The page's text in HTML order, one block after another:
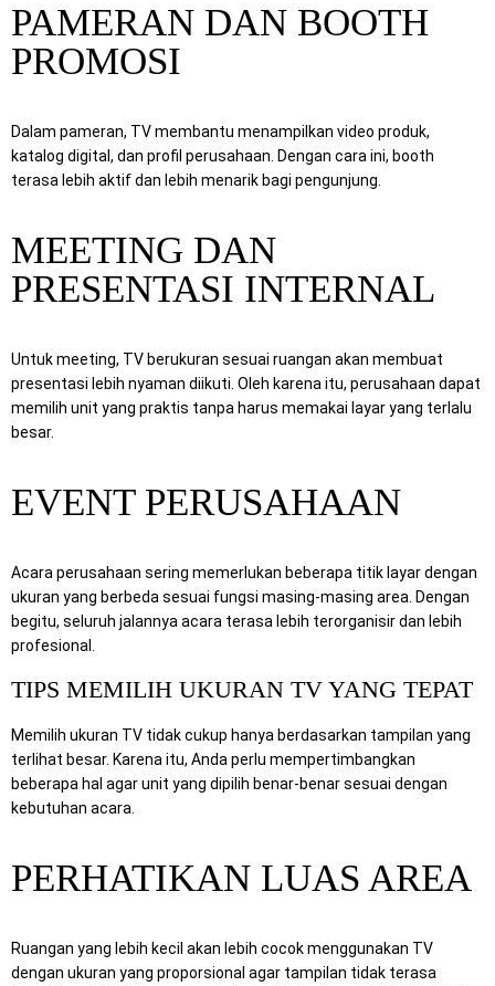
PAMERAN DAN BOOTH
PROMOSI
Dalam pameran, TV membantu menampilkan video produk,
katalog digital, dan profil perusahaan. Dengan cara ini, booth
terasa lebih aktif dan lebih menarik bagi pengunjung.
MEETING DAN
PRESENTASI INTERNAL
Untuk meeting, TV berukuran sesuai ruangan akan membuat
presentasi lebih nyaman diikuti. Oleh karena itu, perusahaan dapat
memilih unit yang praktis tanpa harus memakai layar yang terlalu
besar.
EVENT PERUSAHAAN
Acara perusahaan sering memerlukan beberapa titik layar dengan
ukuran yang berbeda sesuai fungsi masing-masing area. Dengan
begitu, seluruh jalannya acara terasa lebih terorganisir dan lebih
profesional.
TIPS MEMILIH UKURAN TV YANG TEPAT
Memilih ukuran TV tidak cukup hanya berdasarkan tampilan yang
terlihat besar. Karena itu, Anda perlu mempertimbangkan
beberapa hal agar unit yang dipilih benar-benar sesuai dengan
kebutuhan acara.
PERHATIKAN LUAS AREA
Ruangan yang lebih kecil akan lebih cocok menggunakan TV
dengan ukuran yang proporsional agar tampilan tidak terasa